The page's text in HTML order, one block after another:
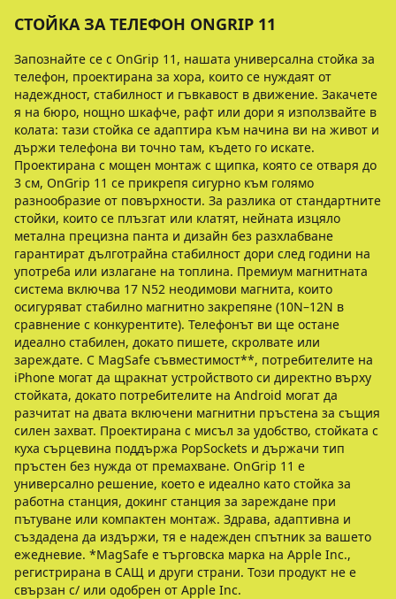
СТОЙКА ЗА ТЕЛЕФОН ONGRIP 11
Запознайте се с OnGrip 11, нашата универсална стойка за
телефон, проектирана за хора, които се нуждаят от
надеждност, стабилност и гъвкавост в движение. Закачете
я на бюро, нощно шкафче, рафт или дори я използвайте в
колата: тази стойка се адаптира към начина ви на живот и
държи телефона ви точно там, където го искате.
Проектирана с мощен монтаж с щипка, която се отваря до
3 см, OnGrip 11 се прикрепя сигурно към голямо
разнообразие от повърхности. За разлика от стандартните
стойки, които се плъзгат или клатят, нейната изцяло
метална прецизна панта и дизайн без разхлабване
гарантират дълготрайна стабилност дори след години на
употреба или излагане на топлина. Премиум магнитната
система включва 17 N52 неодимови магнита, които
осигуряват стабилно магнитно закрепяне (10N–12N в
сравнение с конкурентите). Телефонът ви ще остане
идеално стабилен, докато пишете, скролвате или
зареждате. С MagSafe съвместимост**, потребителите на
iPhone могат да щракнат устройството си директно върху
стойката, докато потребителите на Android могат да
разчитат на двата включени магнитни пръстена за същия
силен захват. Проектирана с мисъл за удобство, стойката с
куха сърцевина поддържа PopSockets и държачи тип
пръстен без нужда от премахване. OnGrip 11 е
универсално решение, което е идеално като стойка за
работна станция, докинг станция за зареждане при
пътуване или компактен монтаж. Здрава, адаптивна и
създадена да издържи, тя е надежден спътник за вашето
ежедневие. *MagSafe е търговска марка на Apple Inc.,
регистрирана в САЩ и други страни. Този продукт не е
свързан с/ или одобрен от Apple Inc.